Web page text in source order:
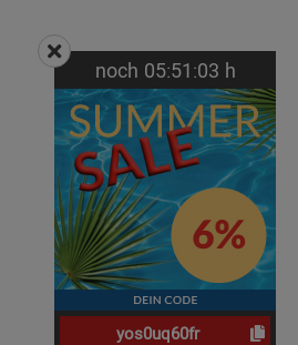
noch 05:51:02 h
yos0uq60fr